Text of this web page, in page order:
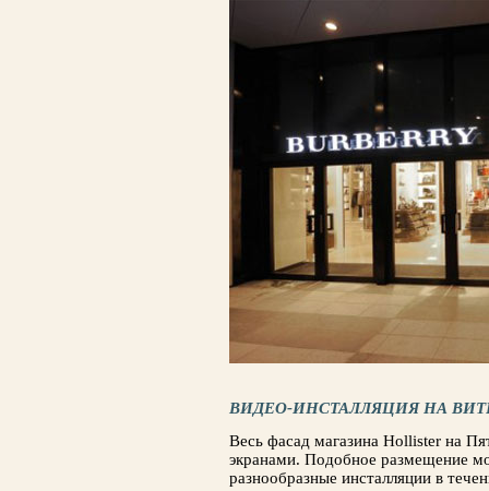
ВИДЕО-ИНСТАЛЛЯЦИЯ НА
Весь фасад магазина Hollister на
экранами. Подобное размещение
разнообразные инсталляции в